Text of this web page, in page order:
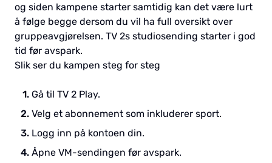
og siden kampene starter samtidig kan det være lurt
å følge begge dersom du vil ha full oversikt over
gruppeavgjørelsen. TV 2s studiosending starter i god
tid før avspark.
Slik ser du kampen steg for steg
Gå til TV 2 Play.
Velg et abonnement som inkluderer sport.
Logg inn på kontoen din.
Åpne VM-sendingen før avspark.